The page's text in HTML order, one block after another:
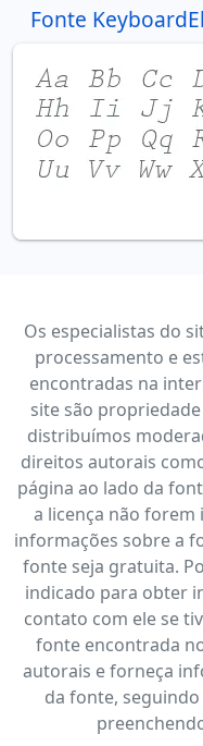
Fonte
Os especialistas do
processamento e
encontradas na
site são
distribuímos
direitos autorais
página ao lado da
a licença não forem
informações sobre a
fonte seja gratuita.
indicado para obter
contato com ele se
fonte encontrada
autorais e forneça
da fonte,